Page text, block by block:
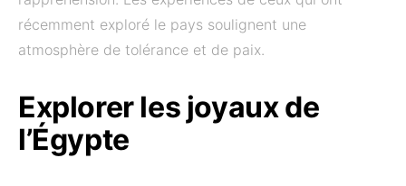
récemment exploré le pays soulignent une
atmosphère de tolérance et de paix.
Explorer les joyaux de
l’Égypte